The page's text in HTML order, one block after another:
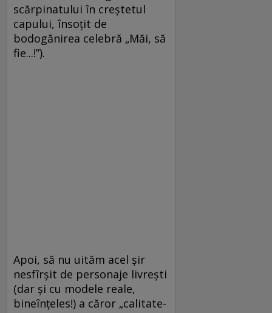
scărpinatului în creştetul
capului, însoţit de
bodogănirea celebră „Măi, să
fie...!”).
Apoi, să nu uităm acel şir
nesfîrşit de personaje livreşti
(dar şi cu modele reale,
bineînţeles!) a căror „calitate-